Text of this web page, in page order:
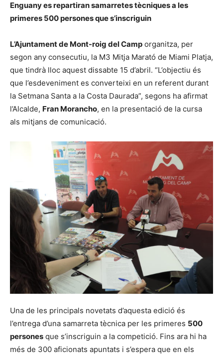
Enguany es repartiran samarretes tècniques a les
primeres 500 persones que s’inscriguin
L’Ajuntament de Mont-roig del Camp organitza, per
segon any consecutiu, la M3 Mitja Marató de Miami Platja,
que tindrà lloc aquest dissabte 15 d’abril. “L’objectiu és
que l’esdeveniment es converteixi en un referent durant
la Setmana Santa a la Costa Daurada”, segons ha afirmat
l’Alcalde, Fran Morancho, en la presentació de la cursa
als mitjans de comunicació.
Una de les principals novetats d’aquesta edició és
l’entrega d’una samarreta tècnica per les primeres 500
persones que s’inscriguin a la competició. Fins ara hi ha
més de 300 aficionats apuntats i s’espera que en els